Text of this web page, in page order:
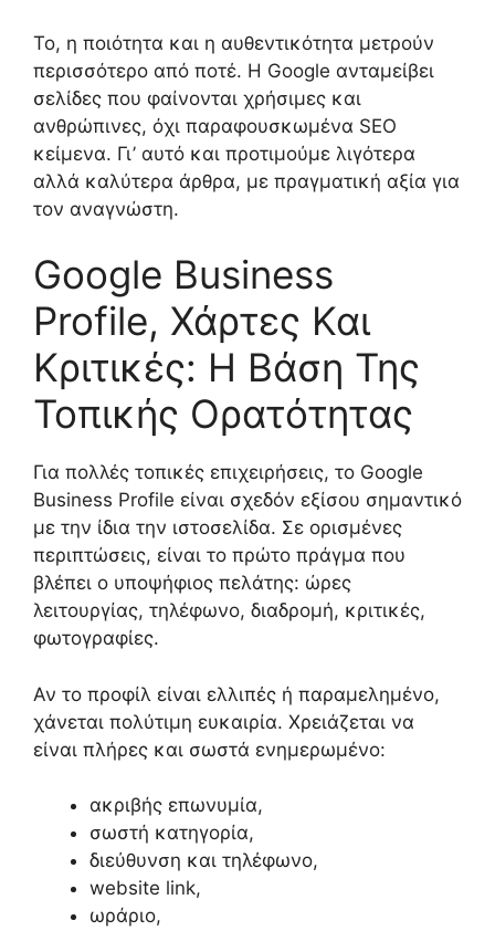
Το, η ποιότητα και η αυθεντικότητα μετρούν
περισσότερο από ποτέ. Η Google ανταμείβει
σελίδες που φαίνονται χρήσιμες και
ανθρώπινες, όχι παραφουσκωμένα SEO
κείμενα. Γι’ αυτό και προτιμούμε λιγότερα
αλλά καλύτερα άρθρα, με πραγματική αξία για
τον αναγνώστη.
Google Business
Profile, Χάρτες Και
Κριτικές: Η Βάση Της
Τοπικής Ορατότητας
Για πολλές τοπικές επιχειρήσεις, το Google
Business Profile είναι σχεδόν εξίσου σημαντικό
με την ίδια την ιστοσελίδα. Σε ορισμένες
περιπτώσεις, είναι το πρώτο πράγμα που
βλέπει ο υποψήφιος πελάτης: ώρες
λειτουργίας, τηλέφωνο, διαδρομή, κριτικές,
φωτογραφίες.
Αν το προφίλ είναι ελλιπές ή παραμελημένο,
χάνεται πολύτιμη ευκαιρία. Χρειάζεται να
είναι πλήρες και σωστά ενημερωμένο:
ακριβής επωνυμία,
σωστή κατηγορία,
διεύθυνση και τηλέφωνο,
website link,
ωράριο,